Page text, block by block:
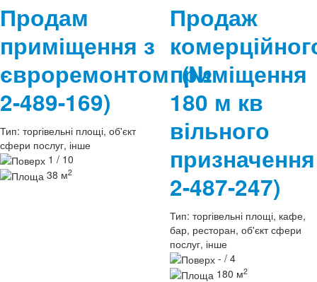
Продам
приміщення з
євроремонтом(№
2-489-169)
Тип: торгівельні площі, об'єкт
сфери послуг, інше
1 / 10
38 м2
Продаж
приміщення
180 м кв
вільного
2-487-247)
Тип: торгівельні площі, кафе,
бар, ресторан, об'єкт сфери
послуг, інше
- / 4
180 м2